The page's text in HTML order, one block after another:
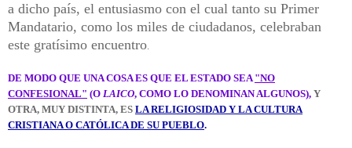
a dicho país, el entusiasmo con el cual tanto su Primer
Mandatario, como los miles de ciudadanos, celebraban
este gratísimo encuentro.
DE MODO QUE UNA COSA ES QUE EL ESTADO SEA"NO
CONFESIONAL" (O LAICO, COMO LO DENOMINAN ALGUNOS), Y
OTRA, MUY DISTINTA, ES LA RELIGIOSIDAD Y LA CULTURA
CRISTIANA O CATÓLICA DE SU PUEBLO.